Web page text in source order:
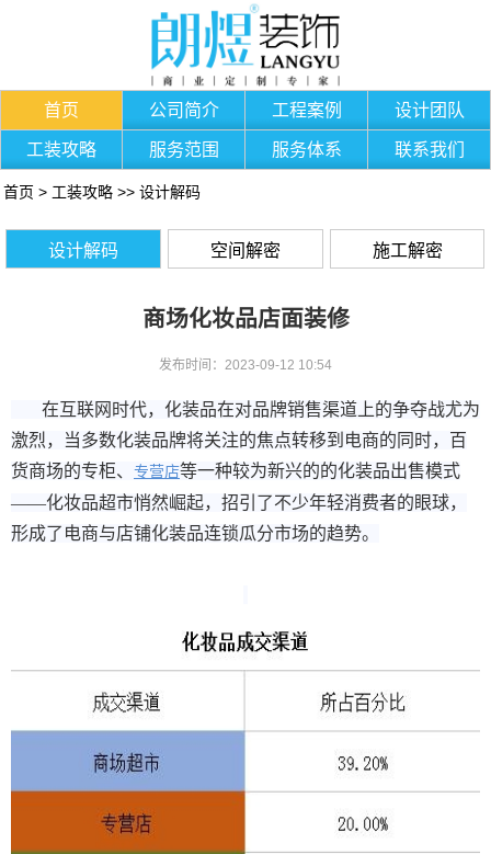
首页 公司简介 工程案例 设计团队
工装攻略 服务范围 服务体系 联系我们
首页 > 工装攻略 >> 设计解码
设计解码 空间解密 施工解密
商场化妆品店面装修
发布时间：2023-09-12 10:54
在互联网时代，化装品在对品牌销售渠道上的争夺战尤为
激烈，当多数化装品牌将关注的焦点转移到电商的同时，百
货商场的专柜、 专营店等一种较为新兴的的化装品出售模式
——化妆品超市悄然崛起，招引了不少年轻消费者的眼球，
形成了电商与店铺化装品连锁瓜分市场的趋势。